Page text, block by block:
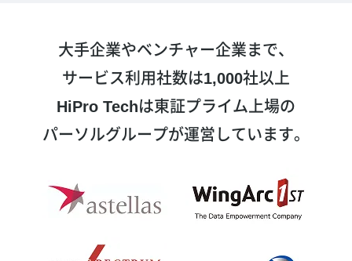
大手企業やベンチャー企業まで、
サービス利用社数は1,000社以上
HiPro Techは東証プライム上場の
パーソルグループが運営しています。